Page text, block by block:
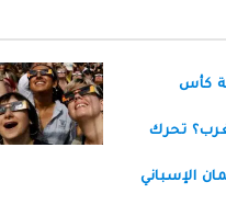
كأس
من المغرب؟ تحرك
الإسباني